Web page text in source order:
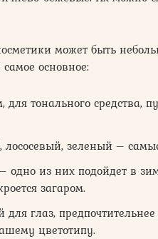
может быть
основное:
тонального средства,
лососевый, зеленый –
одно из них подойдет в
загаром.
для глаз,
цветотипу.